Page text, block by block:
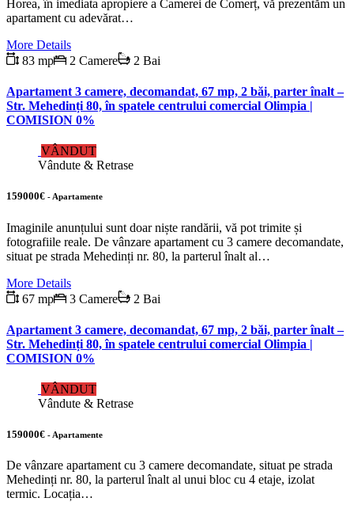
Horea, în imediata apropiere a Camerei de Comerț, vă prezentăm un
apartament cu adevărat…
More Details
83 mp
2 Camere 2 Bai
Apartament 3 camere, decomandat, 67 mp, 2 băi, parter înalt –
Str. Mehedinți 80, în spatele centrului comercial Olimpia |
COMISION 0%
VÂNDUT
Vândute & Retrase
159000€ - Apartamente
Imaginile anunțului sunt doar niște randării, vă pot trimite și
fotografiile reale. De vânzare apartament cu 3 camere decomandate,
situat pe strada Mehedinți nr. 80, la parterul înalt al…
More Details
67 mp
3 Camere 2 Bai
Apartament 3 camere, decomandat, 67 mp, 2 băi, parter înalt –
Str. Mehedinți 80, în spatele centrului comercial Olimpia |
COMISION 0%
VÂNDUT
Vândute & Retrase
159000€ - Apartamente
De vânzare apartament cu 3 camere decomandate, situat pe strada
Mehedinți nr. 80, la parterul înalt al unui bloc cu 4 etaje, izolat
termic. Locația…